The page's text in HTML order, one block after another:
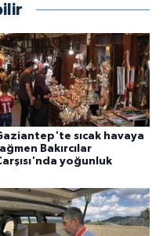
sıcak havaya
Bakırcılar
yoğunluk